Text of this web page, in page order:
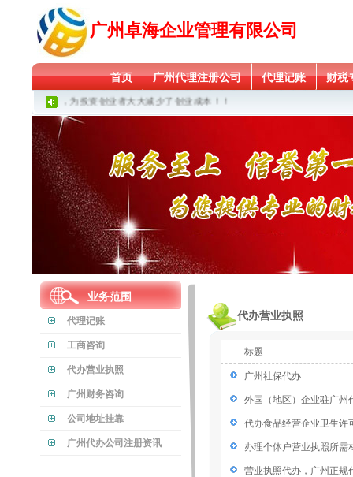
广州卓海企业管理有限公司
首页 广州代理注册公司 代理记账 财税
注册公司，为投资创业者大大减少了创业成本！！
业务范围
代理记账
工商咨询
代办营业执照
广州财务咨询
公司地址挂靠
广州代办公司注册资讯
代办营业执照
标题
广州社保代办
外国（地区）企业驻广州
代办食品经营企业卫生许
办理个体户营业执照所需
营业执照代办，广州正规